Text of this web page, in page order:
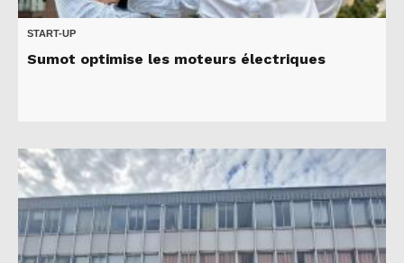
START-UP
Sumot optimise les moteurs électriques